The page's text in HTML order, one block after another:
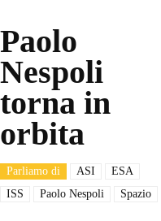
Paolo
Nespoli
torna in
orbita
Parliamo di ASI
ESA
ISS
Paolo Nespoli Spazio